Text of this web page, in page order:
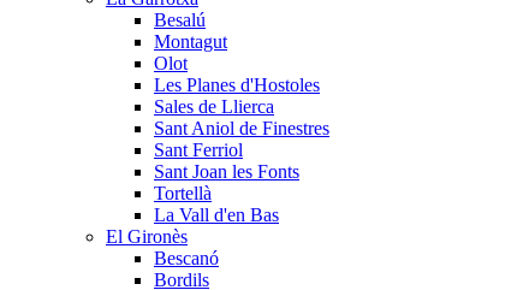
Besalú
Montagut
Olot
Les Planes d'Hostoles
Sales de Llierca
Sant Aniol de Finestres
Sant Ferriol
Sant Joan les Fonts
Tortellà
La Vall d'en Bas
El Gironès
Bescanó
Bordils